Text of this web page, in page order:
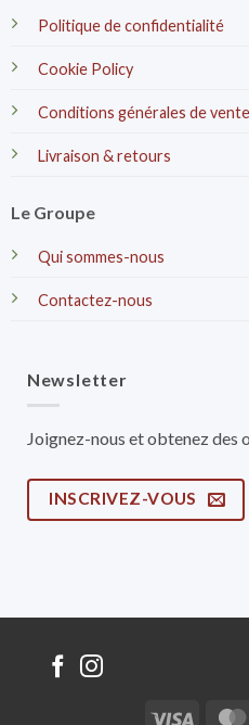
Politique de confidentialité
Cookie Policy
Conditions générales de vente
Livraison & retours
Le Groupe
Qui sommes-nous
Contactez-nous
Newsletter
Joignez-nous et obtenez des
INSCRIVEZ-VOUS
Visa